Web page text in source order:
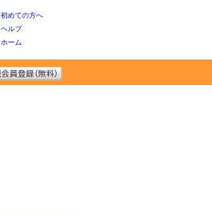
初めての方へ
ヘルプ
ホーム